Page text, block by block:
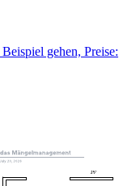
gehen, Preise: